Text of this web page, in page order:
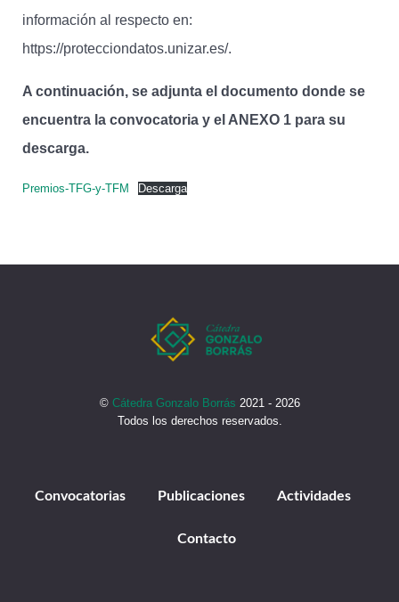
información al respecto en:
https://protecciondatos.unizar.es/.
A continuación, se adjunta el documento donde se
encuentra la convocatoria y el ANEXO 1 para su
descarga.
Premios-TFG-y-TFM Descarga
© Cátedra Gonzalo Borrás 2021 - 2026
Todos los derechos reservados.
Convocatorias Publicaciones Actividades
Contacto